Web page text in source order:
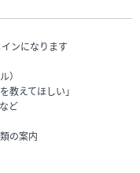
ンになります
）
教えてほしい」
ど
の案内